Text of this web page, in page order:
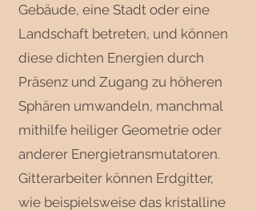
Gebäude, eine Stadt oder eine
Landschaft betreten, und können
diese dichten Energien durch
Präsenz und Zugang zu höheren
Sphären umwandeln, manchmal
mithilfe heiliger Geometrie oder
anderer Energietransmutatoren.
Gitterarbeiter können Erdgitter,
wie beispielsweise das kristalline